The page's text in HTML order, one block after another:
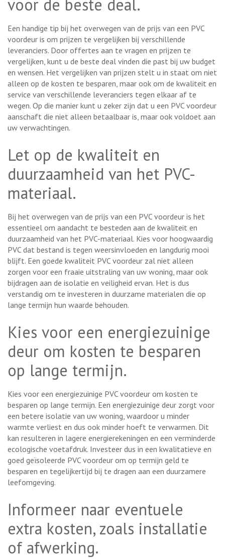
voor de beste deal.
Een handige tip bij het overwegen van de prijs van een PVC
voordeur is om prijzen te vergelijken bij verschillende
leveranciers. Door offertes aan te vragen en prijzen te
vergelijken, kunt u de beste deal vinden die past bij uw budget
en wensen. Het vergelijken van prijzen stelt u in staat om niet
alleen op de kosten te besparen, maar ook om de kwaliteit en
service van verschillende leveranciers tegen elkaar af te
wegen. Op die manier kunt u zeker zijn dat u een PVC voordeur
aanschaft die niet alleen betaalbaar is, maar ook voldoet aan
uw verwachtingen.
Let op de kwaliteit en
duurzaamheid van het PVC-
materiaal.
Bij het overwegen van de prijs van een PVC voordeur is het
essentieel om aandacht te besteden aan de kwaliteit en
duurzaamheid van het PVC-materiaal. Kies voor hoogwaardig
PVC dat bestand is tegen weersinvloeden en langdurig mooi
blijft. Een goede kwaliteit PVC voordeur zal niet alleen
zorgen voor een fraaie uitstraling van uw woning, maar ook
bijdragen aan de isolatie en veiligheid ervan. Het is dus
verstandig om te investeren in duurzame materialen die op
lange termijn hun waarde behouden.
Kies voor een energiezuinige
deur om kosten te besparen
op lange termijn.
Kies voor een energiezuinige PVC voordeur om kosten te
besparen op lange termijn. Een energiezuinige deur zorgt voor
een betere isolatie van uw woning, waardoor u minder
warmte verliest en dus ook minder hoeft te verwarmen. Dit
kan resulteren in lagere energierekeningen en een verminderde
ecologische voetafdruk. Investeer dus in een kwalitatieve en
goed geïsoleerde PVC voordeur om op termijn geld te
besparen en tegelijkertijd bij te dragen aan een duurzamere
leefomgeving.
Informeer naar eventuele
extra kosten, zoals installatie
of afwerking.